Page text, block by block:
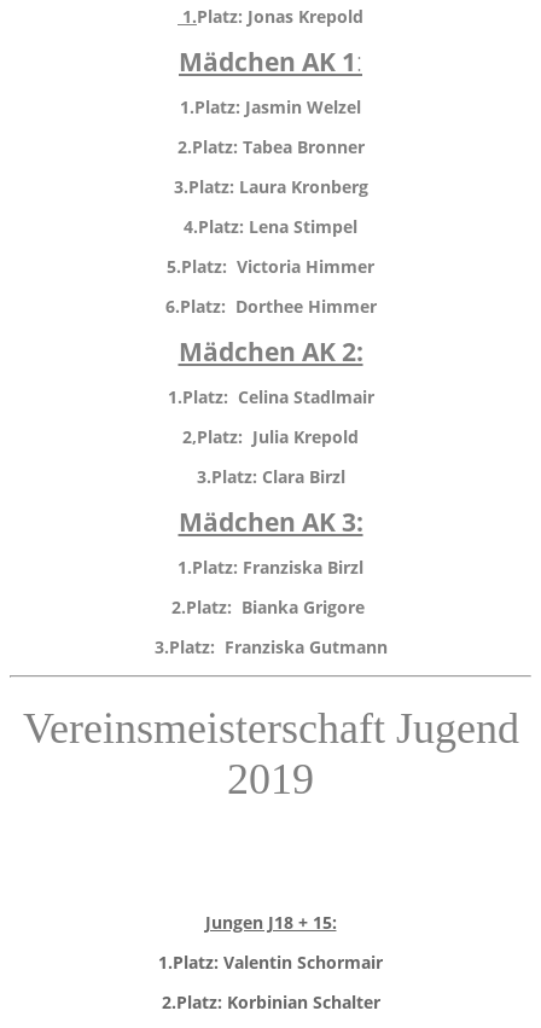
1.Platz: Jonas Krepold
Mädchen AK 1:
1.Platz: Jasmin Welzel
2.Platz: Tabea Bronner
3.Platz: Laura Kronberg
4.Platz: Lena Stimpel
5.Platz: Victoria Himmer
6.Platz: Dorthee Himmer
Mädchen AK 2:
1.Platz: Celina Stadlmair
2,Platz: Julia Krepold
3.Platz: Clara Birzl
Mädchen AK 3:
1.Platz: Franziska Birzl
2.Platz: Bianka Grigore
3.Platz: Franziska Gutmann
Vereinsmeisterschaft Jugend
2019
Jungen J18 + 15:
1.Platz: Valentin Schormair
2.Platz: Korbinian Schalter